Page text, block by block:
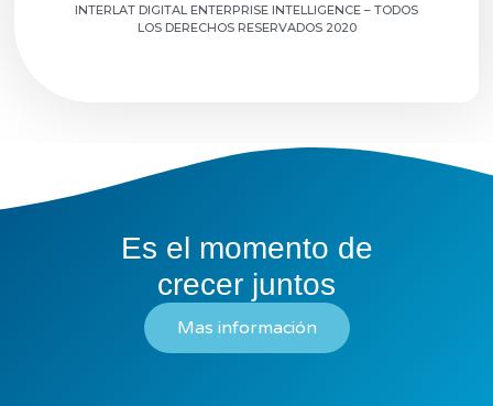
INTERLAT DIGITAL ENTERPRISE INTELLIGENCE – TODOS
LOS DERECHOS RESERVADOS 2020
Es el momento de
crecer juntos
Mas información